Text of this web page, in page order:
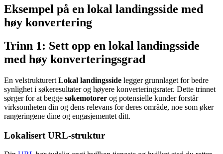
Eksempel på en lokal landingsside med
høy konvertering
Trinn 1: Sett opp en lokal landingsside
med høy konverteringsgrad
En velstrukturert Lokal landingsside legger grunnlaget for bedre
synlighet i søkeresultater og høyere konverteringsrater. Dette trinnet
sørger for at begge søkemotorer og potensielle kunder forstår
virksomheten din og dens relevans for deres område, noe som øker
rangeringene dine og engasjementet ditt.
Lokalisert URL-struktur